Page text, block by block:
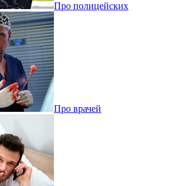
Про полицейских
Про врачей